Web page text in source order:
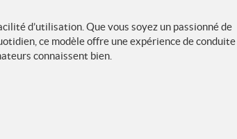
d’utilisation. Que vous soyez un passionné de
ce modèle offre une expérience de conduite
connaissent bien.